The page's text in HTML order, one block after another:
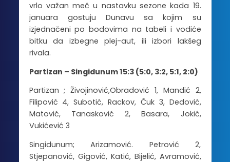
vrlo važan meč u nastavku sezone kada 19.
januara gostuju Dunavu sa kojim su
izjednačeni po bodovima na tabeli i vodiće
bitku da izbegne plej-aut, ili izbori lakšeg
rivala.
Partizan – Singidunum 15:3 (5:0, 3:2, 5:1, 2:0)
Partizan ; Živojinović,Obradović 1, Mandić 2,
Filipović 4, Subotić, Rackov, Čuk 3, Dedović,
Matović, Tanasković 2, Basara, Jokić,
Vukićević 3
Singidunum; Arizamović. Petrović 2,
Stjepanović, Gigović, Katić, Bijelić, Avramović,